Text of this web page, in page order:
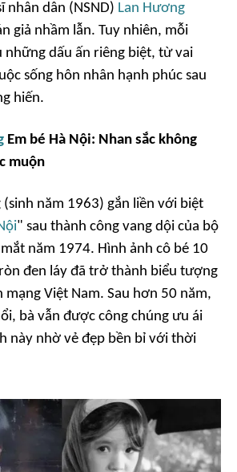
nhân dân (NSND) Lan Hương
giả nhầm lẫn. Tuy nhiên, mỗi
những dấu ấn riêng biệt, từ vai
sống hôn nhân hạnh phúc sau
hiến.
Em bé Hà Nội: Nhan sắc không
muộn
(sinh năm 1963) gắn liền với biệt
" sau thành công vang dội của bộ
năm 1974. Hình ảnh cô bé 10
đen láy đã trở thành biểu tượng
mạng Việt Nam. Sau hơn 50 năm,
bà vẫn được công chúng ưu ái
này nhờ vẻ đẹp bền bỉ với thời